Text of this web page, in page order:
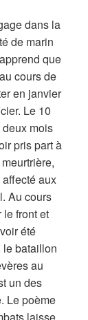
dans la
de marin
que
cours de
en janvier
Le 10
mois
pris part à
aux
Au cours
le front et
été
le bataillon
au
un des
Le poème